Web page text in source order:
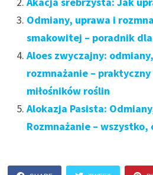
Odmiany, uprawa i
smakowitej – poradnik
Aloes zwyczajny:
rozmnażanie –
miłośników roślin
Alokazja Pasista:
Rozmnażanie – wszystko,